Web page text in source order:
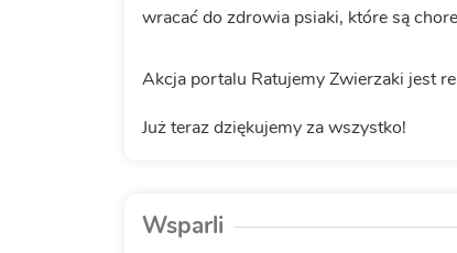
wracać do zdrowia psiaki, które są
Akcja portalu Ratujemy Zwierzaki jest
Już teraz dziękujemy za wszystko!
Wsparli